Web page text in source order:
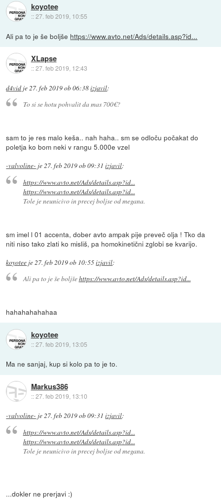
koyotee
::27. feb 2019, 10:55
Ali pa to je še boljše https://www.avto.net/Ads/details.asp?id...
XLapse
::27. feb 2019, 12:43
d4vid je27. feb 2019 ob 06:38izjavil:
To si se hotu pohvalit da mas 700€?
sam to je res malo keša.. nah haha.. sm se odloču počakat do
poletja ko bom neki v rangu 5.000e vzel
-valvoline- je27. feb 2019 ob 09:31 izjavil:
https://www.avto.net/Ads/details.asp?id...
https://www.avto.net/Ads/details.asp?id...
Tole je neunicivo in precej boljse od megana.
sm imel l 01 accenta, dober avto ampak pije preveč olja ! Tko da
niti niso tako zlati ko misliš, pa homokinetični zglobi se kvarijo.
koyotee je27. feb 2019 ob 10:55izjavil:
Ali pa to je še boljšehttps://www.avto.net/Ads/details.asp?id...
hahahahahahaa
koyotee
::27. feb 2019, 13:05
Ma ne sanjaj, kup si kolo pa to je to.
Markus386
::27. feb 2019, 13:10
-valvoline- je27. feb 2019 ob 09:31 izjavil:
https://www.avto.net/Ads/details.asp?id...
https://www.avto.net/Ads/details.asp?id...
Tole je neunicivo in precej boljse od megana.
...dokler ne prerjavi :)